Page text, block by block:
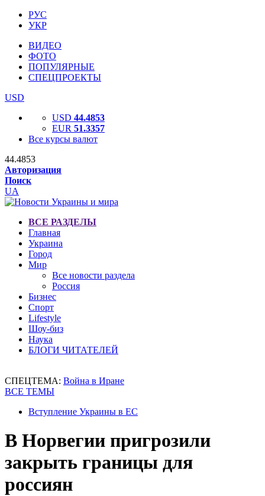
РУС
УКР
ВИДЕО
ФОТО
ПОПУЛЯРНЫЕ
СПЕЦПРОЕКТЫ
USD
USD 44.4853
EUR 51.3357
Все курсы валют
44.4853
Авторизация
Поиск
UA
ВСЕ РАЗДЕЛЫ
Главная
Украина
Город
Мир
Все новости раздела
Россия
Бизнес
Спорт
Lifestyle
Шоу-биз
Наука
БЛОГИ ЧИТАТЕЛЕЙ
СПЕЦТЕМА: Война в Иране
ВСЕ ТЕМЫ
Вступление Украины в ЕС
В Норвегии пригрозили
закрыть границы для
россиян